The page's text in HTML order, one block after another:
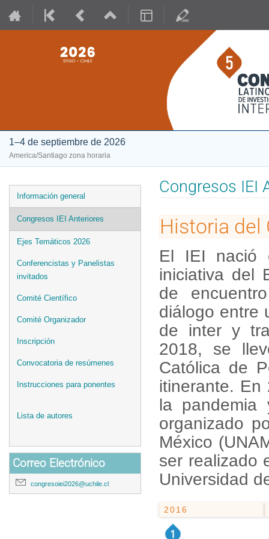
1–4 de septiembre de 2026
America/Santiago zona horaria
Event
menu
Información general
Congresos IEI Anteriores
Ejes Temáticos 2026
Conferencistas y Panelistas
invitados
Comité Científico
Comité Organizador
Inscripción
Convocatoria de resúmenes
Instrucciones para ponentes
Lista de autores
Correo Electrónico
congresoiei2026@uchile.cl
Congresos IEI
Historia del
El IEI nació
iniciativa del
de
diálogo entre
de inter y
2018, se
Católica de
itinerante.
la
organizado
México
ser realizado
Universidad
2016